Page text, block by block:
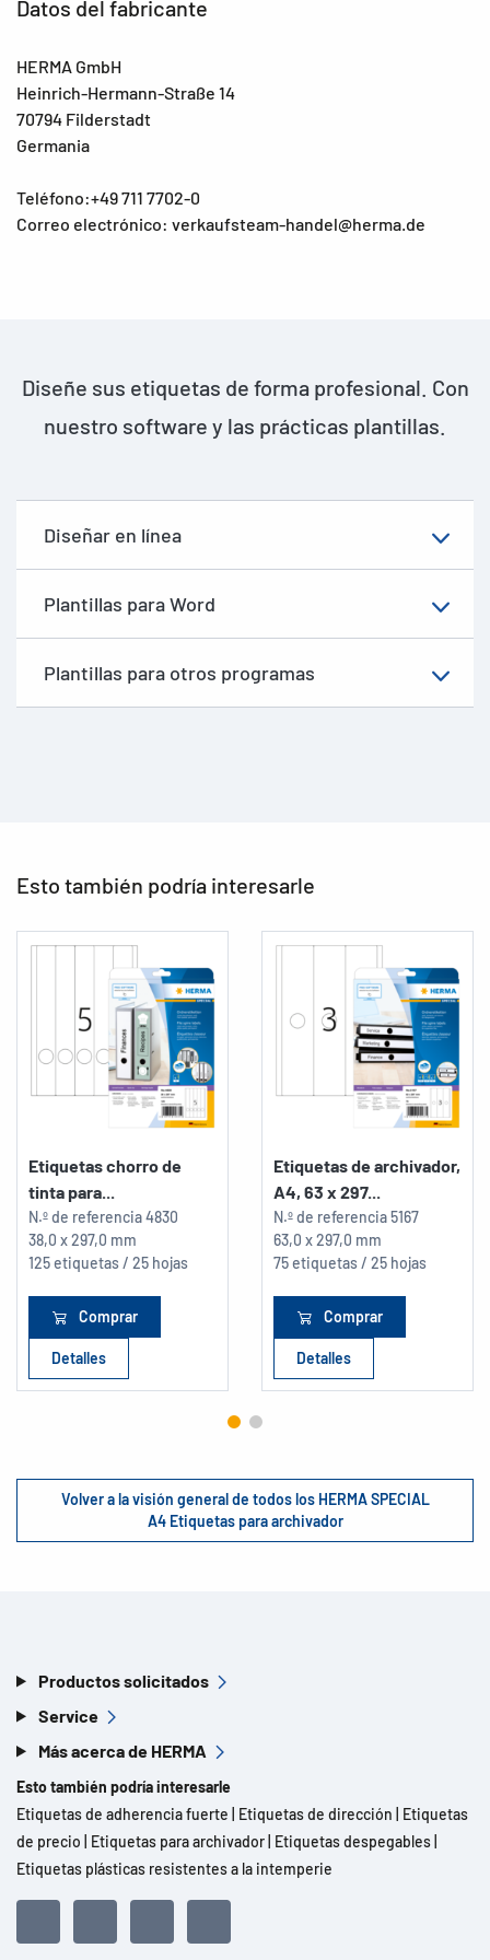
Datos del fabricante
HERMA GmbH
Heinrich-Hermann-Straße 14
70794 Filderstadt
Germania
Teléfono:+49 711 7702-0
Correo electrónico: verkaufsteam-handel@herma.de
Diseñe sus etiquetas de forma profesional. Con
nuestro software y las prácticas plantillas.
Diseñar en línea
Plantillas para Word
Plantillas para otros programas
Esto también podría interesarle
Etiquetas chorro de
tinta para...
N.º de referencia4830
38,0 x 297,0 mm
125 etiquetas / 25 hojas
Comprar
Detalles
Etiquetas de archivador,
A4, 63 x 297...
N.º de referencia5167
63,0 x 297,0 mm
75 etiquetas / 25 hojas
Comprar
Detalles
Volver a la visión general de todos los HERMA SPECIAL
A4 Etiquetas para archivador
Productos solicitados
Service
Más acerca de HERMA
Esto también podría interesarle
Etiquetas de adherencia fuerte
Etiquetas de dirección
Etiquetas
de precio
Etiquetas para archivador Etiquetas despegables
Etiquetas plásticas resistentes a la intemperie